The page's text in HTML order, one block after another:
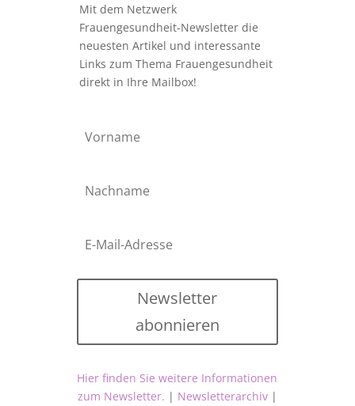
Mit dem Netzwerk
Frauengesundheit-Newsletter die
neuesten Artikel und interessante
Links zum Thema Frauengesundheit
direkt in Ihre Mailbox!
Newsletter
abonnieren
Hier finden Sie weitere Informationen
zum Newsletter. | Newsletterarchiv|